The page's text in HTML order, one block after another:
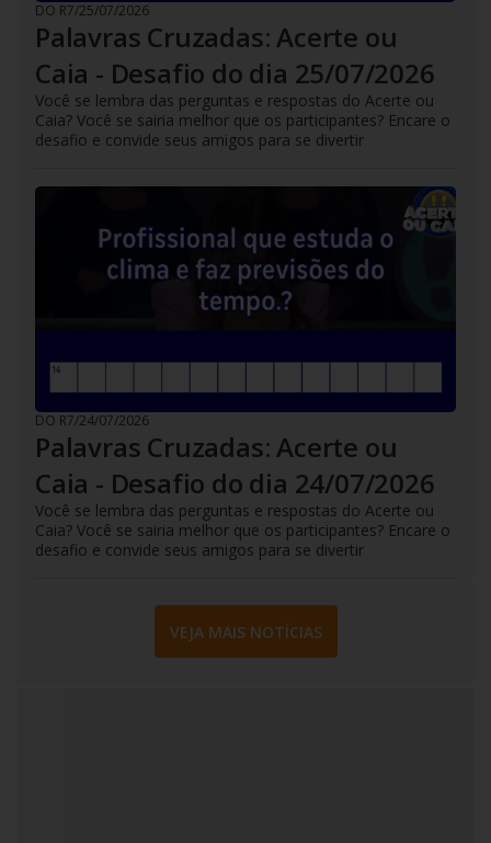
DO R7/25/07/2026
Palavras Cruzadas: Acerte ou
Caia - Desafio do dia 25/07/2026
Você se lembra das perguntas e respostas do Acerte ou
Caia? Você se sairia melhor que os participantes? Encare o
desafio e convide seus amigos para se divertir
DO R7/24/07/2026
Palavras Cruzadas: Acerte ou
Caia - Desafio do dia 24/07/2026
Você se lembra das perguntas e respostas do Acerte ou
Caia? Você se sairia melhor que os participantes? Encare o
desafio e convide seus amigos para se divertir
VEJA MAIS NOTÍCIAS